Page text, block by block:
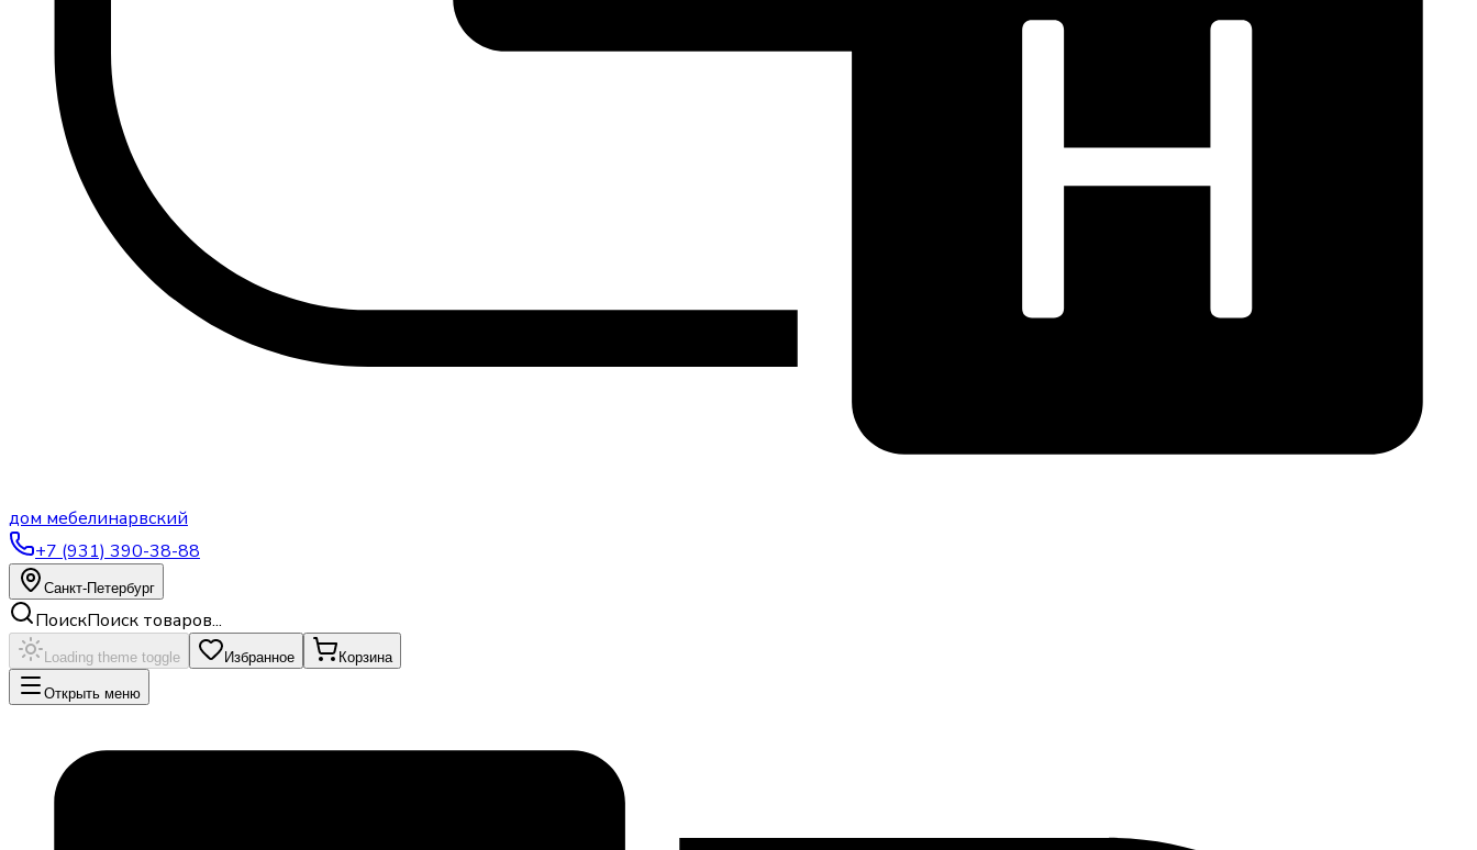
дом мебелинарвский
+7 (931) 390-38-88
Санкт-Петербург
ПоискПоиск товаров...
Loading theme toggle Избранное Корзина
Открыть меню